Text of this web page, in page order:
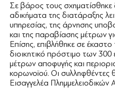
Σε βάρος τους σχηματίσθηκε
αδικήματα της διατάραξης
υπηρεσίας, της άρνησης
και της παραβίασης μέτρων
Επίσης, επιβλήθηκε σε
διοικητικό πρόστιμο των
μέτρων αποφυγής και
κορωνοϊού. Οι
Εισαγγελέα Πλημμελειοδικών